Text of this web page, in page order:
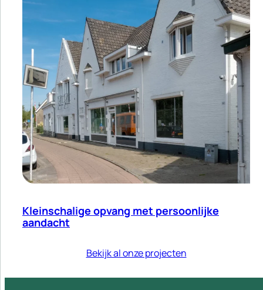
Kleinschalige opvang met persoonlijke
aandacht
Bekijk al onze projecten